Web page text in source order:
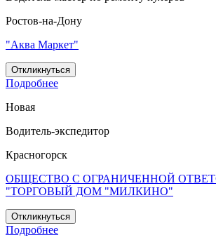
Ростов-на-Дону
"Аква Маркет"
Откликнуться
Подробнее
Новая
Водитель-экспедитор
Красногорск
ОБЩЕСТВО С ОГРАНИЧЕННОЙ
"ТОРГОВЫЙ ДОМ "МИЛКИНО"
Откликнуться
Подробнее